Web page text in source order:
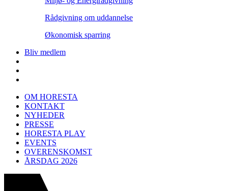
Rådgivning om uddannelse
Økonomisk sparring
Bliv medlem
OM HORESTA
KONTAKT
NYHEDER
PRESSE
HORESTA PLAY
EVENTS
OVERENSKOMST
ÅRSDAG 2026